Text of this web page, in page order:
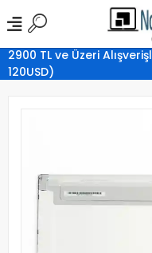
2900 TL ve Üzeri
120USD)